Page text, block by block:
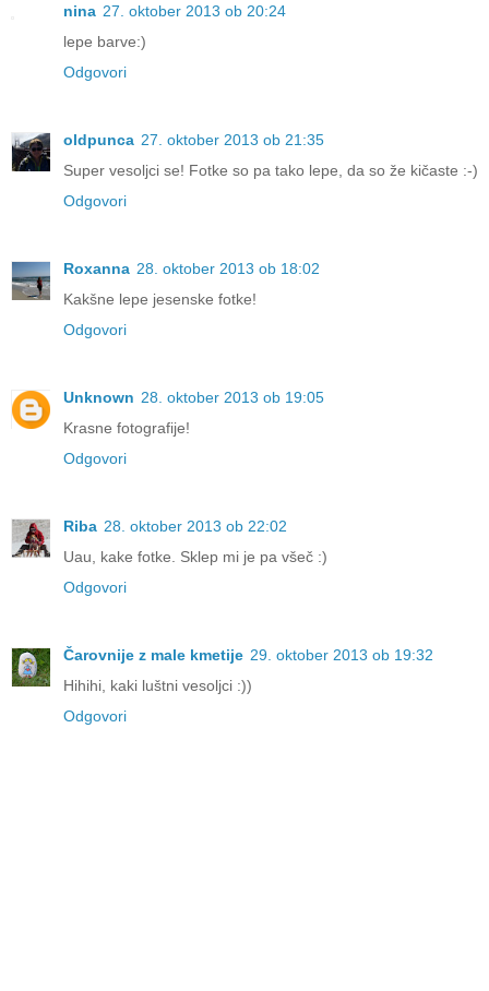
nina 27. oktober 2013 ob 20:24
lepe barve:)
Odgovori
oldpunca 27. oktober 2013 ob 21:35
Super vesoljci se! Fotke so pa tako lepe, da so že kičaste :-)
Odgovori
Roxanna 28. oktober 2013 ob 18:02
Kakšne lepe jesenske fotke!
Odgovori
Unknown 28. oktober 2013 ob 19:05
Krasne fotografije!
Odgovori
Riba 28. oktober 2013 ob 22:02
Uau, kake fotke. Sklep mi je pa všeč :)
Odgovori
Čarovnije z male kmetije 29. oktober 2013 ob 19:32
Hihihi, kaki luštni vesoljci :))
Odgovori